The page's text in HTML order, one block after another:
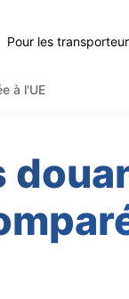
Pour les
à l'UE